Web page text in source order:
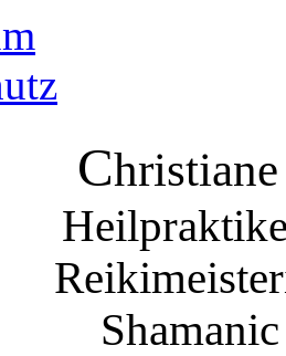
C